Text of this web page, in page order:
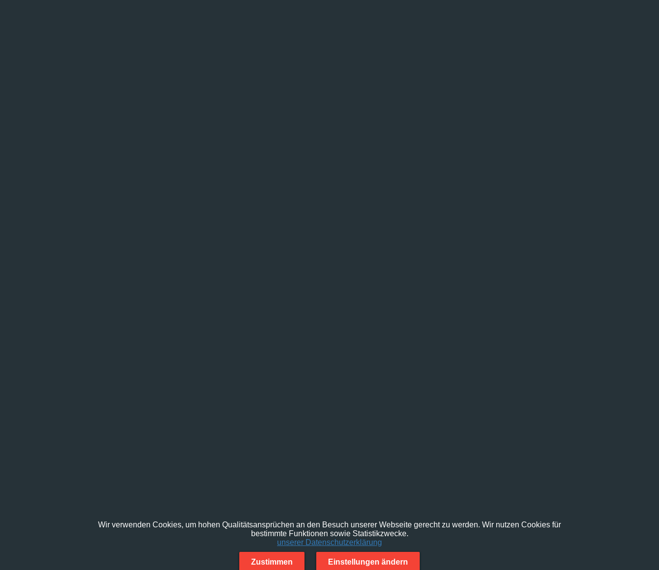
Wir verwenden Cookies, um hohen Qualitätsansprüchen an den Besuch unserer Webseite gerecht zu werden. Wir nutzen Cookies für
bestimmte Funktionen sowie Statistikzwecke.
unserer Datenschutzerklärung
Zustimmen Einstellungen ändern